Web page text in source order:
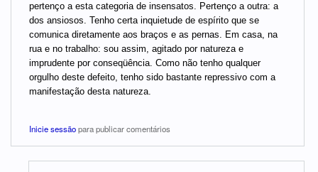
pertenço a esta categoria de insensatos. Pertenço a outra: a
dos ansiosos. Tenho certa inquietude de espírito que se
comunica diretamente aos braços e as pernas. Em casa, na
rua e no trabalho: sou assim, agitado por natureza e
imprudente por conseqüência. Como não tenho qualquer
orgulho deste defeito, tenho sido bastante repressivo com a
manifestação desta natureza.
Inicie sessãopara publicar comentários